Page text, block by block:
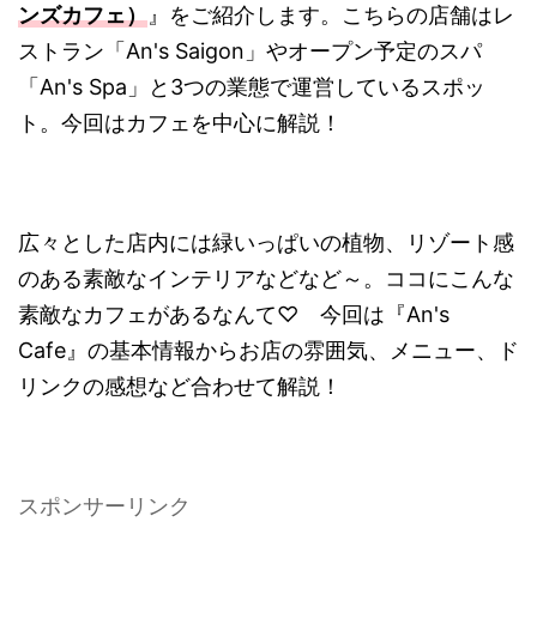
ンズカフェ） 』をご紹介します。こちらの店舗はレ
ストラン「An's Saigon」やオープン予定のスパ
「An's Spa」と3つの業態で運営しているスポッ
ト。今回はカフェを中心に解説！
広々とした店内には緑いっぱいの植物、リゾート感
のある素敵なインテリアなどなど～。ココにこんな
素敵なカフェがあるなんて♡ 今回は『An's
Cafe』の基本情報からお店の雰囲気、メニュー、ド
リンクの感想など合わせて解説！
スポンサーリンク